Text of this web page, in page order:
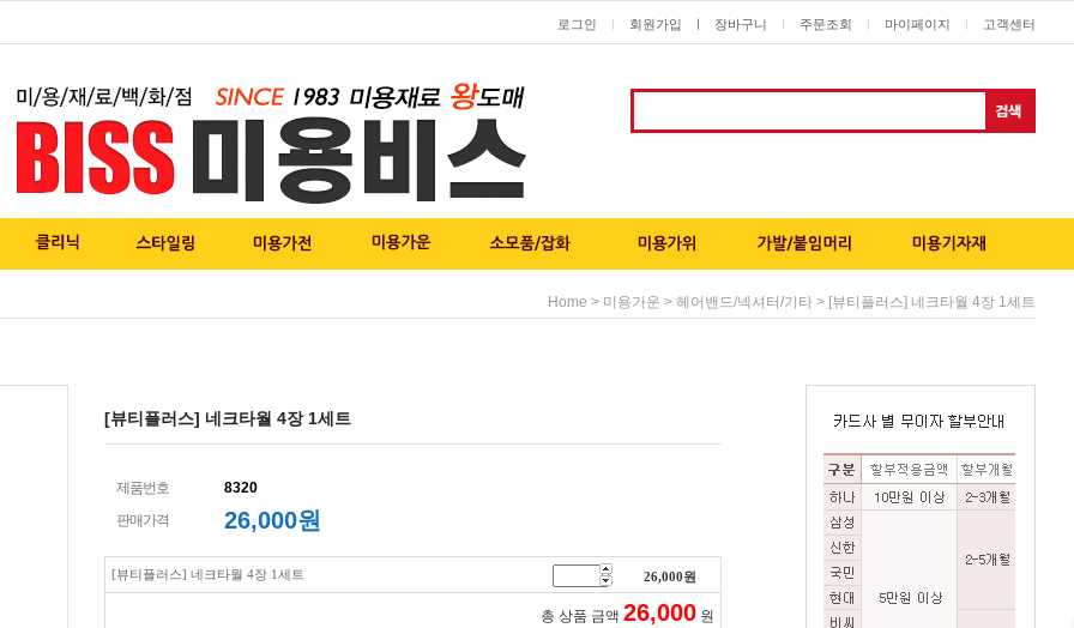
로그인 회원가입 ㅣ 장바구니 주문조회 마이페이지 고객센터
Home > 미용가운 > 헤어밴드/넥셔터/기타> [뷰티플러스] 네크타월 4장 1세트
[뷰티플러스] 네크타월 4장 1세트
제품번호
8320
판매가격
26,000원
[뷰티플러스] 네크타월 4장 1세트 26,000원
총 상품 금액 26,000 원